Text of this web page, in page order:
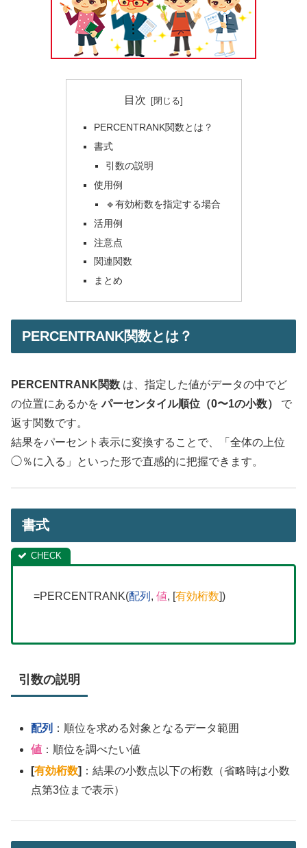
目次
PERCENTRANK関数とは？
書式
引数の説明
使用例
🔹有効桁数を指定する場合
活用例
注意点
関連関数
まとめ
PERCENTRANK関数とは？
PERCENTRANK関数 は、指定した値がデータの中でど
の位置にあるかをパーセンタイル順位（0〜1の小数）
で
返す関数です。
結果をパーセント表示に変換することで、「全体の上位
◯％に入る」といった形で直感的に把握できます。
書式
=PERCENTRANK(配列 , 値, [有効桁数])
引数の説明
配列 ：順位を求める対象となるデータ範囲
値 ：順位を調べたい値
[有効桁数] ：結果の小数点以下の桁数（省略時は小数
点第3位まで表示）